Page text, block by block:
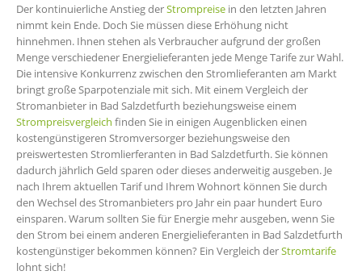
Der kontinuierliche Anstieg derStrompreise in den letzten Jahren
nimmt kein Ende. Doch Sie müssen diese Erhöhung nicht
hinnehmen. Ihnen stehen als Verbraucher aufgrund der großen
Menge verschiedener Energielieferanten jede Menge Tarife zur Wahl.
Die intensive Konkurrenz zwischen den Stromlieferanten am Markt
bringt große Sparpotenziale mit sich. Mit einem Vergleich der
Stromanbieter in Bad Salzdetfurth beziehungsweise einem
Strompreisvergleich finden Sie in einigen Augenblicken einen
kostengünstigeren Stromversorger beziehungsweise den
preiswertesten Stromlierferanten in Bad Salzdetfurth. Sie können
dadurch jährlich Geld sparen oder dieses anderweitig ausgeben. Je
nach Ihrem aktuellen Tarif und Ihrem Wohnort können Sie durch
den Wechsel des Stromanbieters pro Jahr ein paar hundert Euro
einsparen. Warum sollten Sie für Energie mehr ausgeben, wenn Sie
den Strom bei einem anderen Energielieferanten in Bad Salzdetfurth
kostengünstiger bekommen können? Ein Vergleich derStromtarife
lohnt sich!